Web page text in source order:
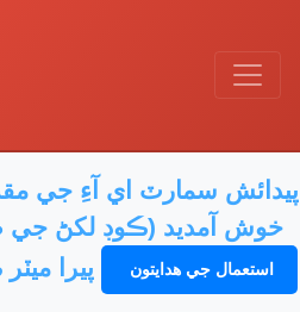
پيدائش سمارٽ اي آءِ جي
خوش آمديد (ڪوڊ لکڻ جي
استعمال جي هدايتون